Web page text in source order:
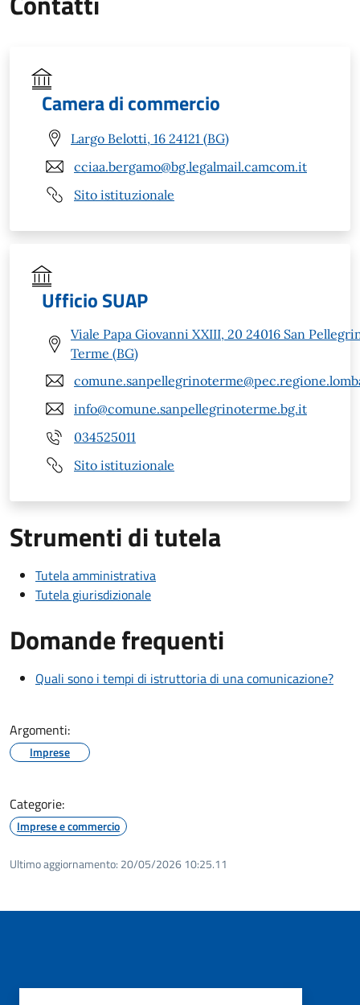
Camera di commercio
Largo Belotti, 16 24121 (BG)
cciaa.bergamo@bg.legalmail.camcom.it
Sito istituzionale
Ufficio SUAP
Viale Papa Giovanni XXIII, 20 24016 San
Terme (BG)
info@comune.sanpellegrinoterme.bg.it
034525011
Sito istituzionale
Strumenti di tutela
Tutela amministrativa
Tutela giurisdizionale
Domande frequenti
Quali sono i tempi di istruttoria di una comunicazione?
Argomenti:
Imprese
Categorie:
Imprese e commercio
Ultimo aggiornamento: 20/05/2026 10:25.11